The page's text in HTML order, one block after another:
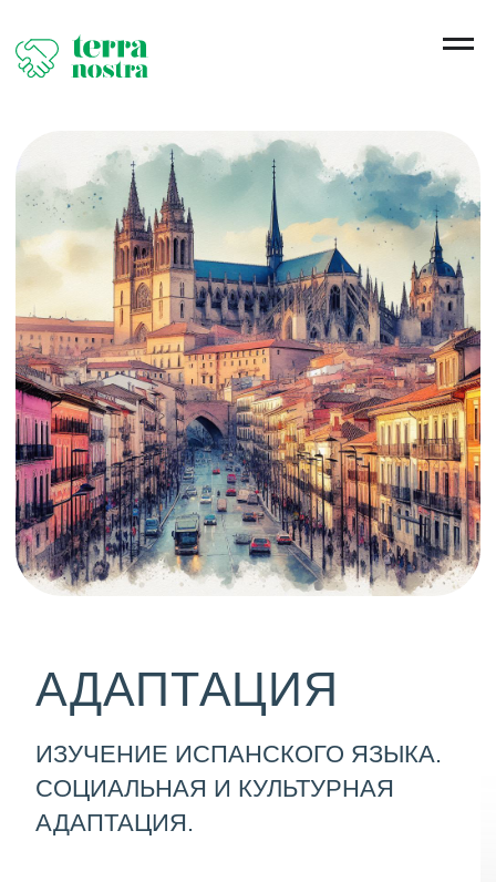
ИЗУЧЕНИЕ ИСПАНСКОГО ЯЗЫКА.
СОЦИАЛЬНАЯ И КУЛЬТУРНАЯ
АДАПТАЦИЯ.
АДАПТАЦИЯ
услуги, которые помогут вам быстро
и без стресса освоиться в новой
Помощь в изучении языка.
Социальная и культурная
интеграция.
Поддержка в образовании и